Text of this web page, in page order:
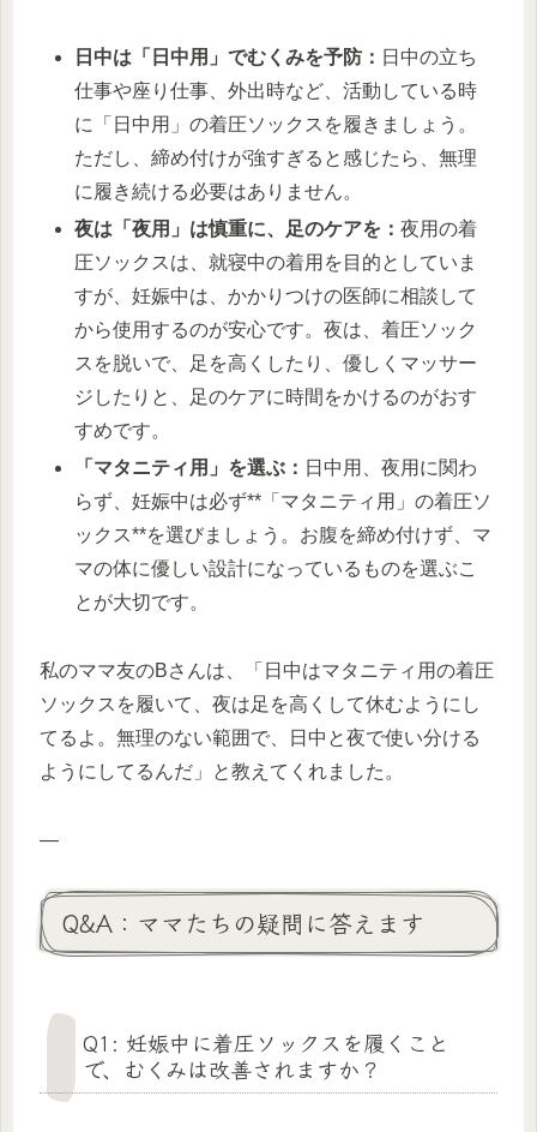
日中は「日中用」でむくみを予防： 日中の立ち
仕事や座り仕事、外出時など、活動している時
に「日中用」の着圧ソックスを履きましょう。
ただし、締め付けが強すぎると感じたら、無理
に履き続ける必要はありません。
夜は「夜用」は慎重に、足のケアを：夜用の着
圧ソックスは、就寝中の着用を目的としていま
すが、妊娠中は、かかりつけの医師に相談して
から使用するのが安心です。夜は、着圧ソック
スを脱いで、足を高くしたり、優しくマッサー
ジしたりと、足のケアに時間をかけるのがおす
すめです。
「マタニティ用」を選ぶ： 日中用、夜用に関わ
らず、妊娠中は必ず**「マタニティ用」の着圧ソ
ックス**を選びましょう。お腹を締め付けず、マ
マの体に優しい設計になっているものを選ぶこ
とが大切です。
私のママ友のBさんは、「日中はマタニティ用の着圧
ソックスを履いて、夜は足を高くして休むようにし
てるよ。無理のない範囲で、日中と夜で使い分ける
ようにしてるんだ」と教えてくれました。
—
Q&A：ママたちの疑問に答えます
Q1: 妊娠中に着圧ソックスを履くこと
で、むくみは改善されますか？